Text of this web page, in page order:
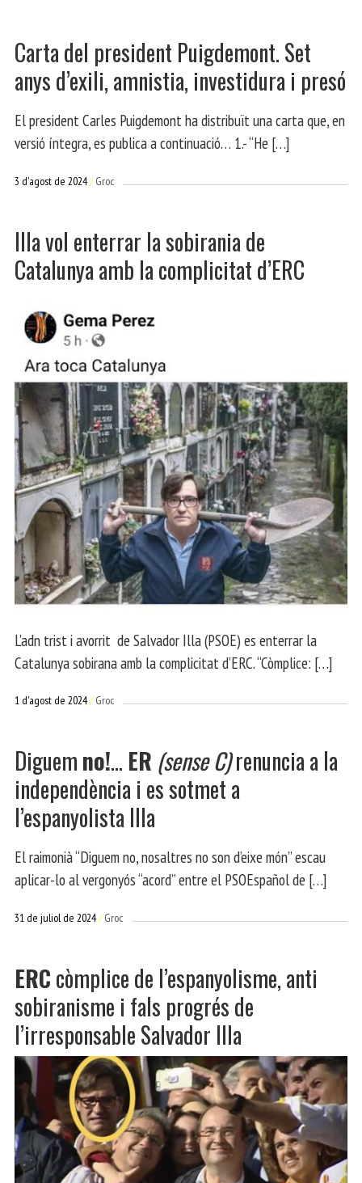
Carta del president Puigdemont. Set
anys d’exili, amnistia, investidura i presó
El president Carles Puigdemont ha distribuït una carta que, en
versió íntegra, es publica a continuació… 1.- “He […]
3 d'agost de 2024 Groc
Illa vol enterrar la sobirania de
Catalunya amb la complicitat d’ERC
L’adn trist i avorrit de Salvador Illa (PSOE) es enterrar la
Catalunya sobirana amb la complicitat d’ERC. “Còmplice: […]
1 d'agost de 2024 Groc
Diguemno!… ER (sense C)renuncia a la
independència i es sotmet a
l’espanyolista Illa
El raimonià “Diguem no, nosaltres no son d’eixe món” escau
aplicar-lo al vergonyós “acord” entre el PSOEspañol de […]
31 de juliol de 2024 Groc
ERCcòmplice de l’espanyolisme, anti
sobiranisme i fals progrés de
l’irresponsable Salvador Illa